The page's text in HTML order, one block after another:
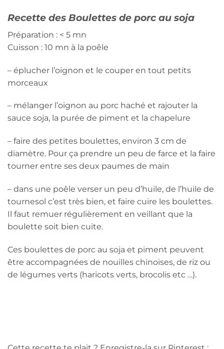
Recette des Boulettes de porc au soja
Préparation : < 5 mn
Cuisson : 10 mn à la poêle
– éplucher l’oignon et le couper en tout petits
morceaux
– mélanger l’oignon au porc haché et rajouter la
sauce soja, la purée de piment et la chapelure
– faire des petites boulettes, environ 3 cm de
diamètre. Pour ça prendre un peu de farce et la faire
tourner entre ses deux paumes de main
– dans une poêle verser un peu d’huile, de l’huile de
tournesol c’est très bien, et faire cuire les boulettes.
Il faut remuer régulièrement en veillant que la
boulette soit bien cuite.
Ces boulettes de porc au soja et piment peuvent
être accompagnées de nouilles chinoises, de riz ou
de légumes verts (haricots verts, brocolis etc …).